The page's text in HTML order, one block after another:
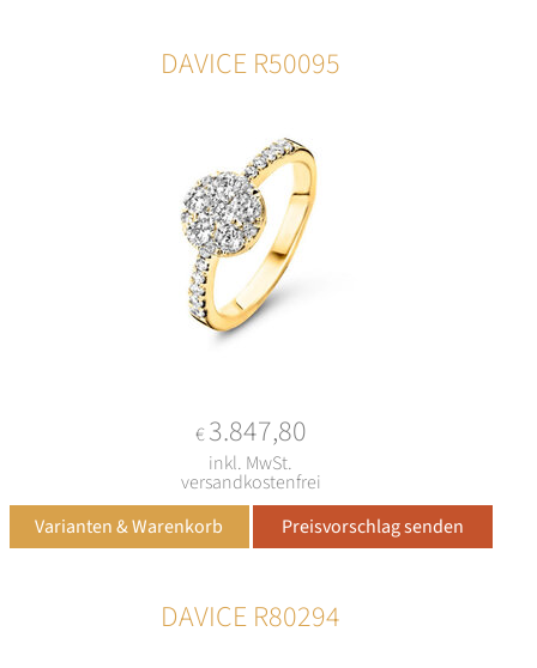
DAVICE R50095
€3.847,80
inkl. MwSt.
versandkostenfrei
DAVICE R80294